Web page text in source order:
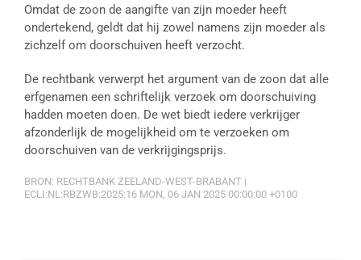
Omdat de zoon de aangifte van zijn moeder heeft
ondertekend, geldt dat hij zowel namens zijn moeder als
zichzelf om doorschuiven heeft verzocht.
De rechtbank verwerpt het argument van de zoon dat alle
erfgenamen een schriftelijk verzoek om doorschuiving
hadden moeten doen. De wet biedt iedere verkrijger
afzonderlijk de mogelijkheid om te verzoeken om
doorschuiven van de verkrijgingsprijs.
BRON: RECHTBANK ZEELAND-WEST-BRABANT |
ECLI:NL:RBZWB:2025:16 MON, 06 JAN 2025 00:00:00 +0100